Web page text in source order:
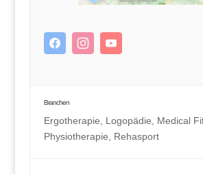
Branchen
Ergotherapie Logopädie Medical
Physiotherapie
Rehasport